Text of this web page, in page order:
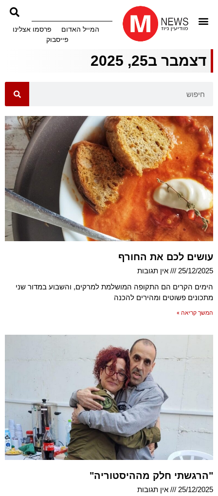
המייל האדום
פרסמו אצלינו
פייסבוק
דצמבר ב25, 2025
עושים לכם את החורף
25/12/2025
אין תגובות
הימים הקרים הם התקופה המושלמת למרקים, והשבוע במדור שני
מתכונים פשוטים ומהירים להכנה
המשך קריאה »
"הרגשתי חלק מההיסטוריה"
25/12/2025
אין תגובות